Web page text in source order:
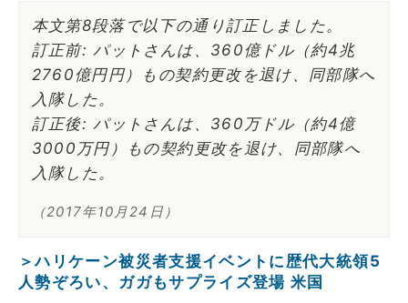
本文第8段落で以下の通り訂正しました。
訂正前: パットさんは、360億ドル（約4兆
2760億円円）もの契約更改を退け、同部隊へ
入隊した。
訂正後: パットさんは、360万ドル（約4億
3000万円）もの契約更改を退け、同部隊へ
入隊した。
（2017年10月24日）
＞ハリケーン被災者支援イベントに歴代大統領5
人勢ぞろい、ガガもサプライズ登場 米国